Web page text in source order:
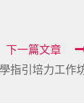
下一篇文章
指引培力工作